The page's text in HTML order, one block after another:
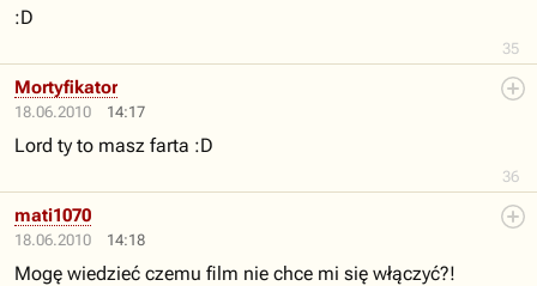
35
:D
18.06.2010 14:17
36
Mortyfikator
Lord ty to masz farta :D
18.06.2010 14:18
mati1070
Mogę wiedzieć czemu film nie chce mi się włączyć?!